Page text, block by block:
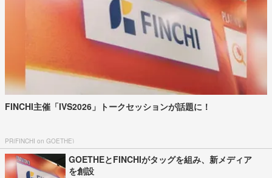
FINCHI主催「IVS2026」トークセッションが話題に！
PR(FINCHI on GOETHE)
GOETHEとFINCHIがタッグを組み、新メディア
を創設